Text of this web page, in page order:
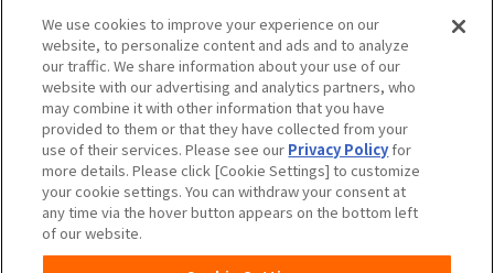
に参加しています。
ユニ・チャームHOME お問い合わせ
ウェブサイト利用規約 プライバシーポリシー
公式アカウント コミュニティガ
イドライン
障がいの表記について
We use cookies to improve your experience on our
website, to personalize content and ads and to analyze
our traffic. We share information about your use of our
website with our advertising and analytics partners, who
may combine it with other information that you have
provided to them or that they have collected from your
use of their services. Please see our Privacy Policyfor
more details. Please click [Cookie Settings] to customize
your cookie settings. You can withdraw your consent at
any time via the hover button appears on the bottom left
of our website.